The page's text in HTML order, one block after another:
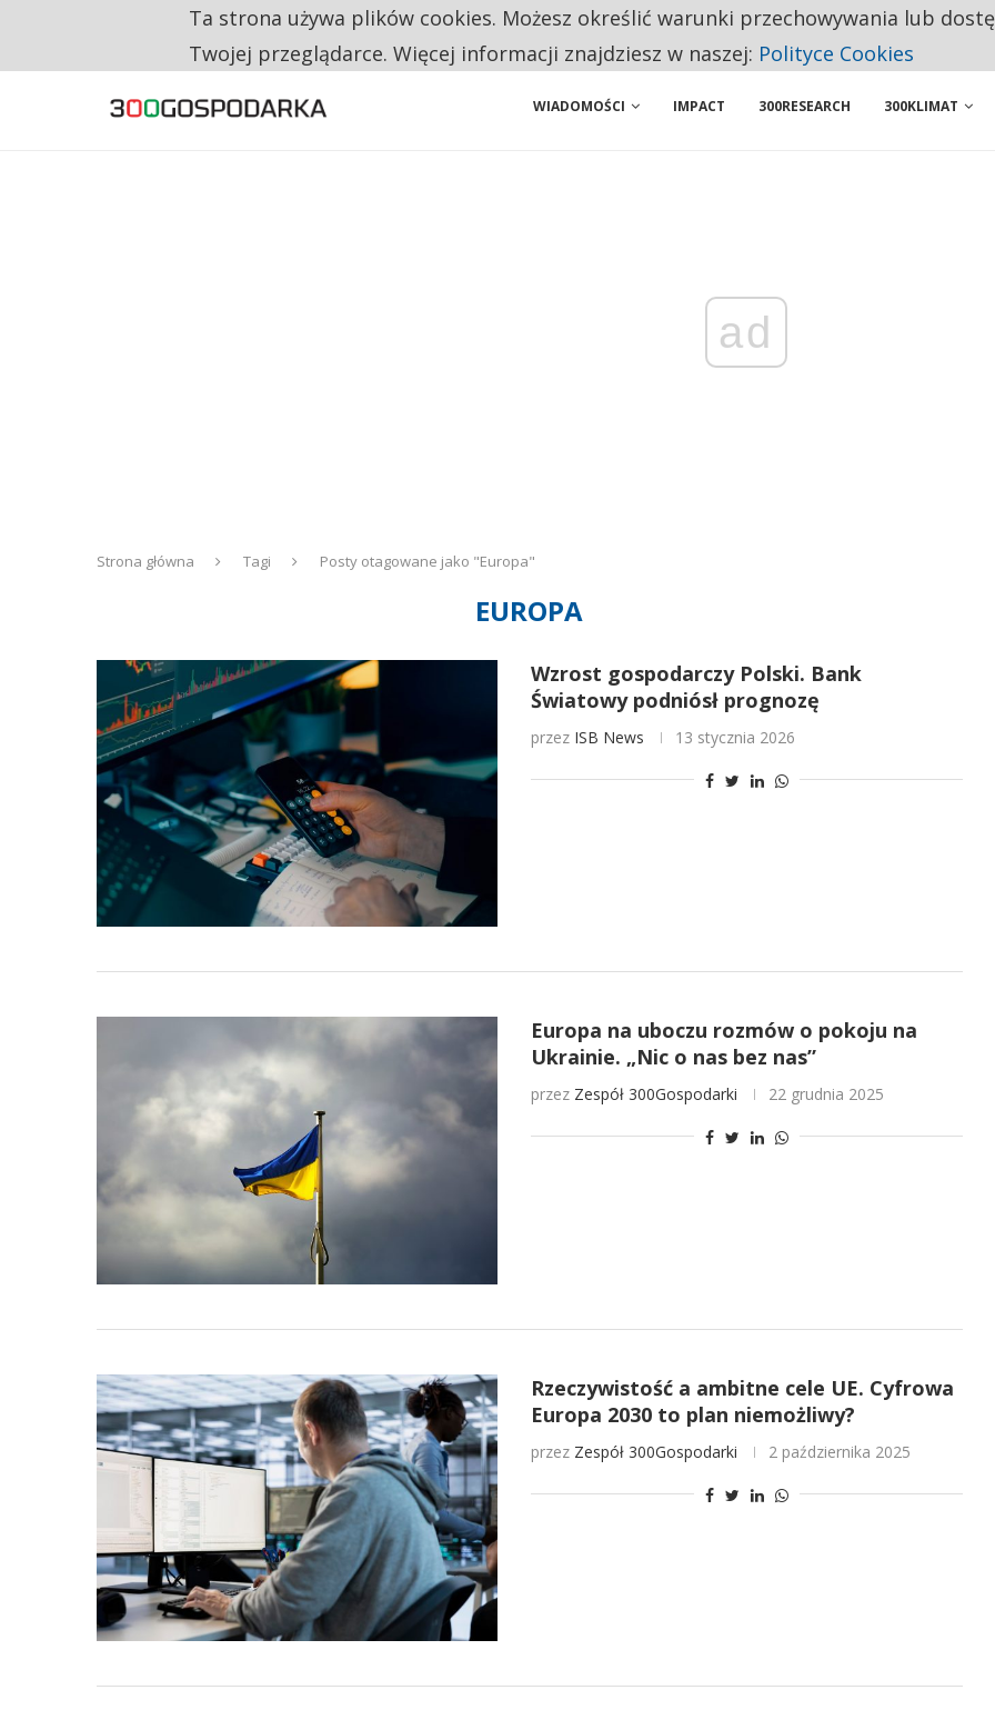
RESTRYKCJE CHIN UDERZAJĄ W EUROPEJSKI PRZEMYSŁ. NA LIŚCIE SĄ DWA PODMIOTY Z POLSKI
WIADOMOŚCI IMPACT 300RESEARCH 300KLIMAT
ad
Strona główna Tagi Posty otagowane jako "Europa"
EUROPA
Wzrost gospodarczy Polski. Bank
Światowy podniósł prognozę
przez ISB News 13 stycznia 2026
Europa na uboczu rozmów o pokoju na
Ukrainie. „Nic o nas bez nas”
przez Zespół 300Gospodarki 22 grudnia 2025
Rzeczywistość a ambitne cele UE. Cyfrowa
Europa 2030 to plan niemożliwy?
przez Zespół 300Gospodarki 2 października 2025
Ta strona używa plików cookies. Możesz określić warunki przechowywania lub
Twojej przeglądarce. Więcej informacji znajdziesz w naszej: Polityce Cookies